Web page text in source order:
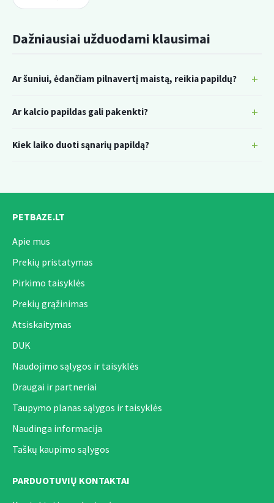
Dažniausiai užduodami klausimai
Ar šuniui, ėdančiam pilnavertį maistą, reikia papildų?
Ar kalcio papildas gali pakenkti?
Kiek laiko duoti sąnarių papildą?
PETBAZE.LT
Apie mus
Prekių pristatymas
Pirkimo taisyklės
Prekių grąžinimas
Atsiskaitymas
DUK
Naudojimo sąlygos ir taisyklės
Draugai ir partneriai
Taupymo planas sąlygos ir taisyklės
Naudinga informacija
Taškų kaupimo sąlygos
PARDUOTUVIŲ KONTAKTAI